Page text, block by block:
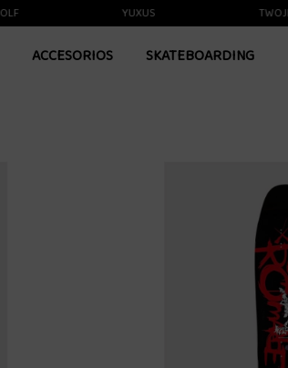
YUXUS TWOJEYS
ACCESORIOS SKATEBOARDING